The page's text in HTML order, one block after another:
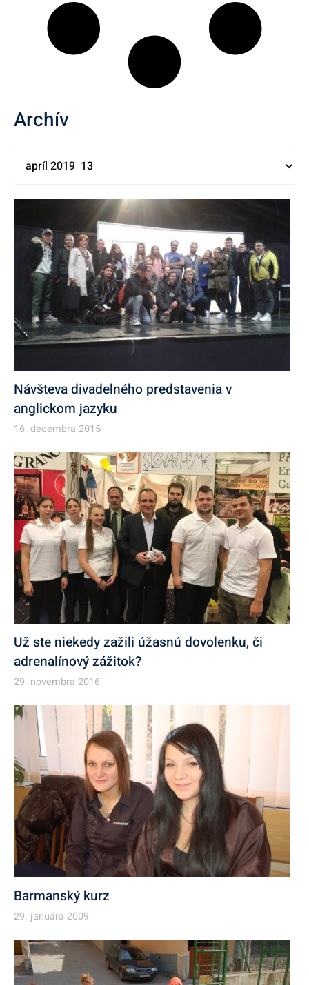
Archív
Návšteva divadelného predstavenia v
anglickom jazyku
16. decembra 2015
Už ste niekedy zažili úžasnú dovolenku, či
adrenalínový zážitok?
29. novembra 2016
Barmanský kurz
29. januára 2009